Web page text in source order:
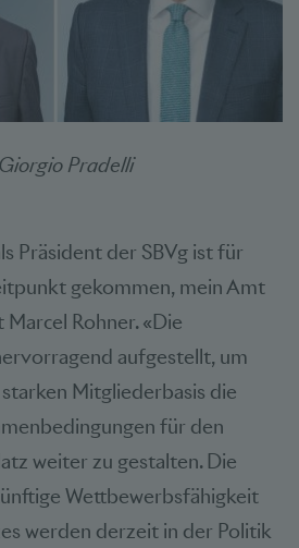
Pradelli
Präsident der SBVg ist für
gekommen, mein Amt
Rohner. «Die
aufgestellt, um
Mitgliederbasis die
für den
weiter zu gestalten. Die
Wettbewerbsfähigkeit
werden derzeit in der Politik